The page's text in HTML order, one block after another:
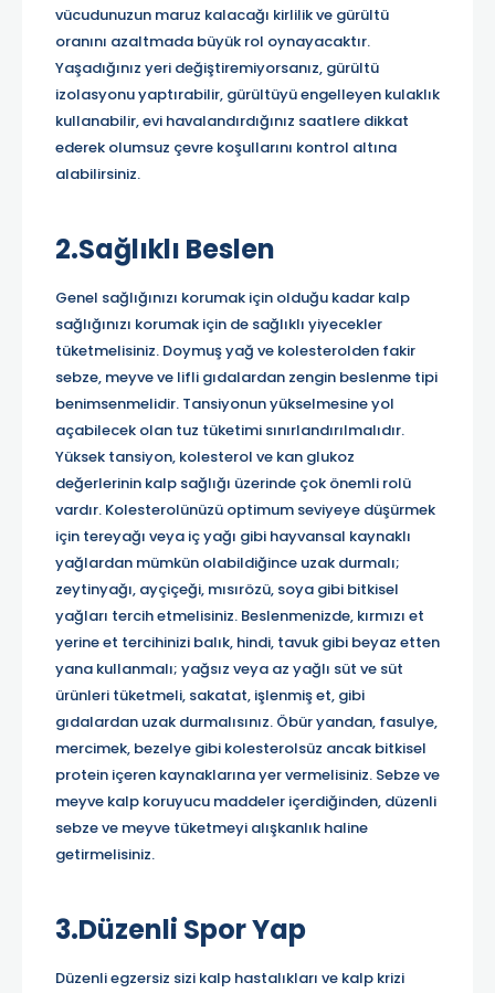
vücudunuzun maruz kalacağı kirlilik ve gürültü
oranını azaltmada büyük rol oynayacaktır.
Yaşadığınız yeri değiştiremiyorsanız, gürültü
izolasyonu yaptırabilir, gürültüyü engelleyen kulaklık
kullanabilir, evi havalandırdığınız saatlere dikkat
ederek olumsuz çevre koşullarını kontrol altına
alabilirsiniz.
2.Sağlıklı Beslen
Genel sağlığınızı korumak için olduğu kadar kalp
sağlığınızı korumak için de sağlıklı yiyecekler
tüketmelisiniz. Doymuş yağ ve kolesterolden fakir
sebze, meyve ve lifli gıdalardan zengin beslenme tipi
benimsenmelidir. Tansiyonun yükselmesine yol
açabilecek olan tuz tüketimi sınırlandırılmalıdır.
Yüksek tansiyon, kolesterol ve kan glukoz
değerlerinin kalp sağlığı üzerinde çok önemli rolü
vardır. Kolesterolünüzü optimum seviyeye düşürmek
için tereyağı veya iç yağı gibi hayvansal kaynaklı
yağlardan mümkün olabildiğince uzak durmalı;
zeytinyağı, ayçiçeği, mısırözü, soya gibi bitkisel
yağları tercih etmelisiniz. Beslenmenizde, kırmızı et
yerine et tercihinizi balık, hindi, tavuk gibi beyaz etten
yana kullanmalı; yağsız veya az yağlı süt ve süt
ürünleri tüketmeli, sakatat, işlenmiş et, gibi
gıdalardan uzak durmalısınız. Öbür yandan, fasulye,
mercimek, bezelye gibi kolesterolsüz ancak bitkisel
protein içeren kaynaklarına yer vermelisiniz. Sebze ve
meyve kalp koruyucu maddeler içerdiğinden, düzenli
sebze ve meyve tüketmeyi alışkanlık haline
getirmelisiniz.
3.Düzenli Spor Yap
Düzenli egzersiz sizi kalp hastalıkları ve kalp krizi